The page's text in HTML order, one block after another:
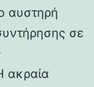
αυστηρή
σε
ακραία